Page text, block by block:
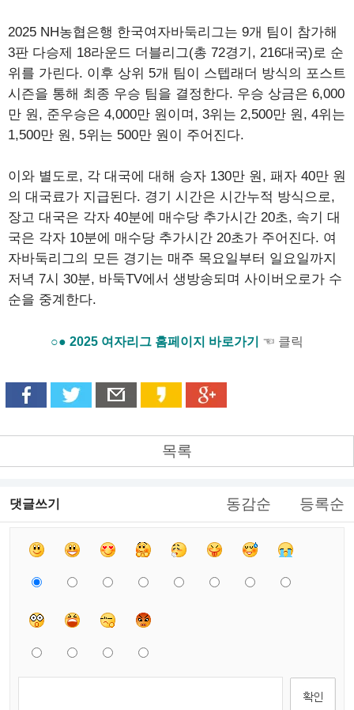
2025 NH농협은행 한국여자바둑리그는 9개 팀이 참가해
3판 다승제 18라운드 더블리그(총 72경기, 216대국)로 순
위를 가린다. 이후 상위 5개 팀이 스텝래더 방식의 포스트
시즌을 통해 최종 우승 팀을 결정한다. 우승 상금은 6,000
만 원, 준우승은 4,000만 원이며, 3위는 2,500만 원, 4위는
1,500만 원, 5위는 500만 원이 주어진다.
이와 별도로, 각 대국에 대해 승자 130만 원, 패자 40만 원
의 대국료가 지급된다. 경기 시간은 시간누적 방식으로,
장고 대국은 각자 40분에 매수당 추가시간 20초, 속기 대
국은 각자 10분에 매수당 추가시간 20초가 주어진다. 여
자바둑리그의 모든 경기는 매주 목요일부터 일요일까지
저녁 7시 30분, 바둑TV에서 생방송되며 사이버오로가 수
순을 중계한다.
○● 2025 여자리그 홈페이지 바로가기 ☜ 클릭
목록
댓글쓰기 동감순 등록순